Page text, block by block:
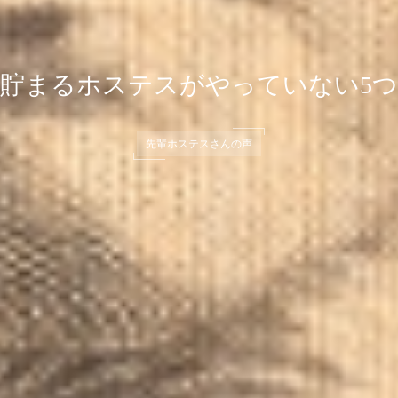
まるホステスがやっていない5
先輩ホステスさんの声